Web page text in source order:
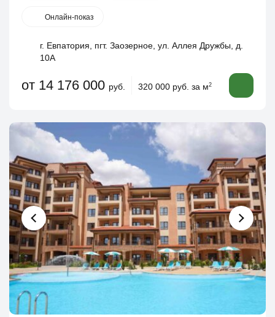
Онлайн-показ
г. Евпатория, пгт. Заозерное, ул. Аллея Дружбы, д.
10А
от 14 176 000 руб. 320 000 руб. за м2